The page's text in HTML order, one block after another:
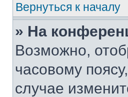
Вернуться к началу
» На
Возможно,
часовому
случае